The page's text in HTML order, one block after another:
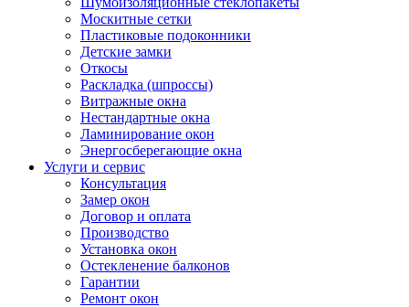
Москитные сетки
Пластиковые подоконники
Детские замки
Откосы
Раскладка (шпроссы)
Витражные окна
Нестандартные окна
Ламинирование окон
Энергосберегающие окна
Услуги и сервис
Консультация
Замер окон
Договор и оплата
Производство
Установка окон
Остекленение балконов
Гарантии
Ремонт окон